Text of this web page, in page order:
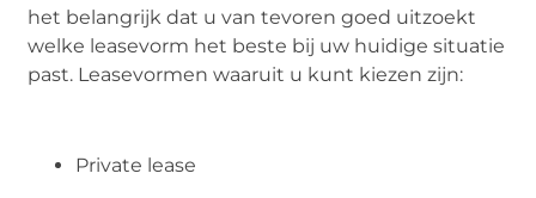
het belangrijk dat u van tevoren goed uitzoekt
welke leasevorm het beste bij uw huidige situatie
past. Leasevormen waaruit u kunt kiezen zijn:
Private lease